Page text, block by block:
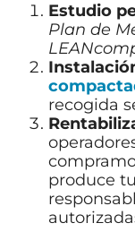
Estudio
Plan de
recogida
produce